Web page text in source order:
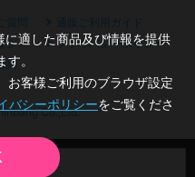
質問
通販ご利用ガイド
シー
プライバシーポリシー
約
Co.,Ltd.
適した商品及び情報を提供
。
お客様ご利用のブラウザ設定
バシーポリシーをご覧くださ